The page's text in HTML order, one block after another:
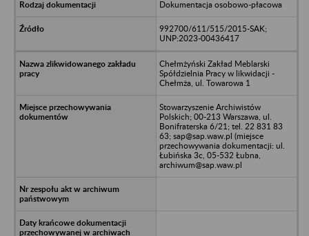
Dokumentacja osobowo-płacowa
992700/611/515/2015-SAK;
UNP:2023-00436417
Chełmżyński Zakład Meblarski
Spółdzielnia Pracy w likwidacji -
Chełmża, ul. Towarowa 1
Stowarzyszenie Archiwistów
Polskich; 00-213 Warszawa, ul.
Bonifraterska 6/21; tel. 22 831 83
63; sap@sap.waw.pl (miejsce
przechowywania dokumentacji: ul.
Łubińska 3c, 05-532 Łubna,
archiwum@sap.waw.pl